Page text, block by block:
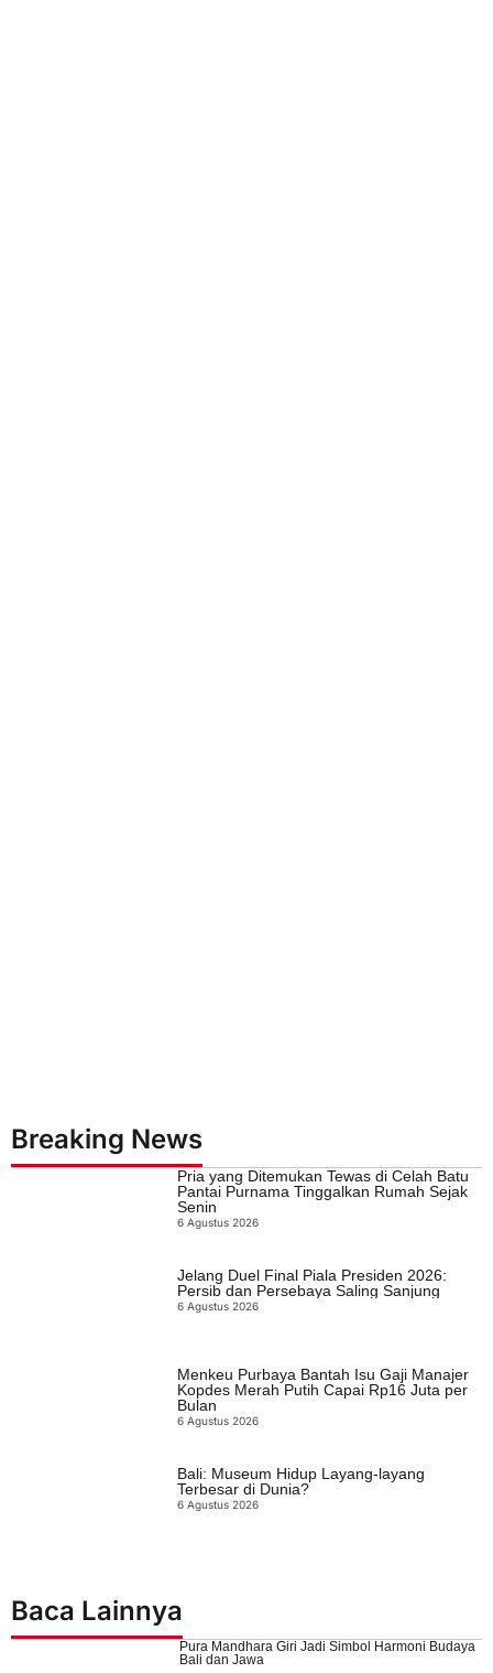
Breaking News
Pria yang Ditemukan Tewas di Celah Batu
Pantai Purnama Tinggalkan Rumah Sejak
Senin
6 Agustus 2026
Jelang Duel Final Piala Presiden 2026:
Persib dan Persebaya Saling Sanjung
6 Agustus 2026
Menkeu Purbaya Bantah Isu Gaji Manajer
Kopdes Merah Putih Capai Rp16 Juta per
Bulan
6 Agustus 2026
Bali: Museum Hidup Layang-layang
Terbesar di Dunia?
6 Agustus 2026
Baca Lainnya
Pura Mandhara Giri Jadi Simbol Harmoni Budaya
Bali dan Jawa